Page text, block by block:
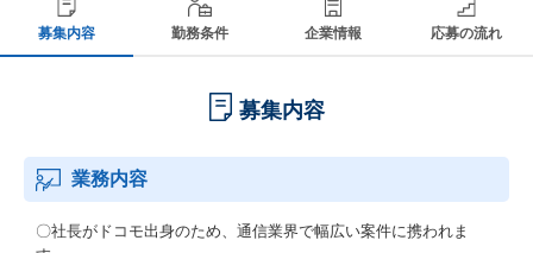
募集内容 勤務条件 企業情報 応募の流れ
募集内容
業務内容
〇社長がドコモ出身のため、通信業界で幅広い案件に携われま